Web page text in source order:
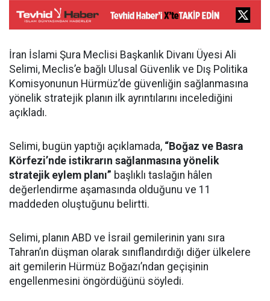
İran İslami Şura Meclisi Başkanlık Divanı Üyesi Ali
Selimi, Meclis’e bağlı Ulusal Güvenlik ve Dış Politika
Komisyonunun Hürmüz’de güvenliğin sağlanmasına
yönelik stratejik planın ilk ayrıntılarını incelediğini
açıkladı.
Selimi, bugün yaptığı açıklamada, “Boğaz ve Basra
Körfezi’nde istikrarın sağlanmasına yönelik
stratejik eylem planı” başlıklı taslağın hâlen
değerlendirme aşamasında olduğunu ve 11
maddeden oluştuğunu belirtti.
Selimi, planın ABD ve İsrail gemilerinin yanı sıra
Tahran’ın düşman olarak sınıflandırdığı diğer ülkelere
ait gemilerin Hürmüz Boğazı’ndan geçişinin
engellenmesini öngördüğünü söyledi.